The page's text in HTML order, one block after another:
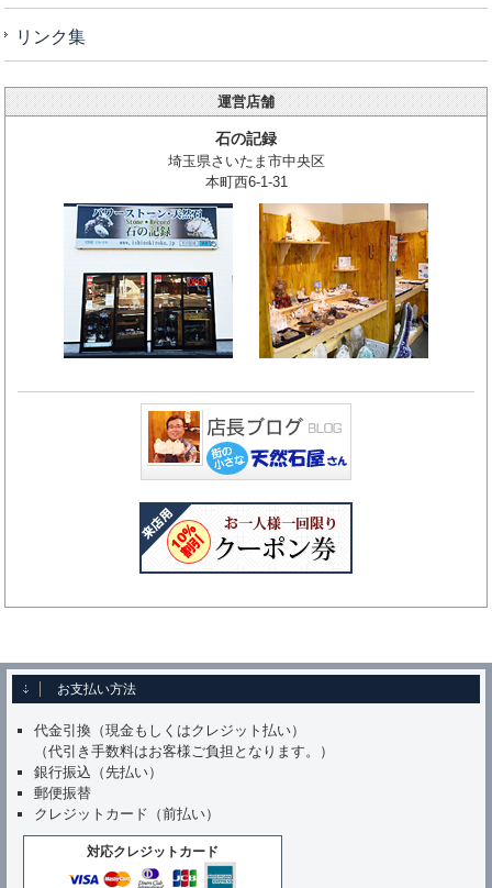
リンク集
運営店舗
石の記録
埼玉県さいたま市中央区
本町西6-1-31
お支払い方法
代金引換（現金もしくはクレジット払い）
（代引き手数料はお客様ご負担となります。）
銀行振込（先払い）
郵便振替
クレジットカード（前払い）
対応クレジットカード